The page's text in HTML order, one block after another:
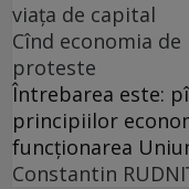
viața de capital
Cînd economia
proteste
Întrebarea este:
principiilor
funcționarea
Constantin